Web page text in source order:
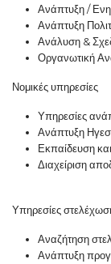
Ανάπτυξη /
Ανάπτυξη
Ανάλυση &
Οργανωτική
Νομικές υπηρεσίες
Υπηρεσίες
Ανάπτυξη
Εκπαίδευση
Διαχείριση
Υπηρεσίες
Αναζήτηση
Ανάπτυξη